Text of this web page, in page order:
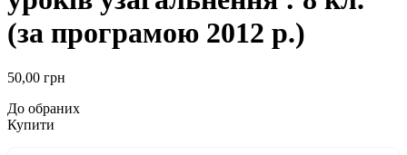
(за програмою 2012 р.)
50,00 грн
До обраних
Купити